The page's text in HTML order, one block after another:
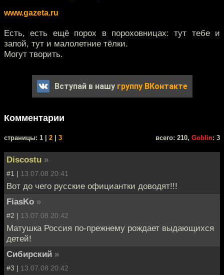
www.gazeta.ru
Есть, есть ещё порох в пороховницах: тут тебе и
запой, тут и малолетние тёлки.
Могут творить.
Вступай в нашу группу ВКонтакте
Комментарии
cтраницы: 1 | 2 3 всего: 210, Goblin: 3
Discostu »
#1 | 13.07.08 20:41
Вот до чего русские официантки доводят!!!
FiasKo »
#2 | 13.07.08 20:42
Матушка Россия по-прежнему рождает выдающихся
детей!
Сибирский »
#3 | 13.07.08 20:42